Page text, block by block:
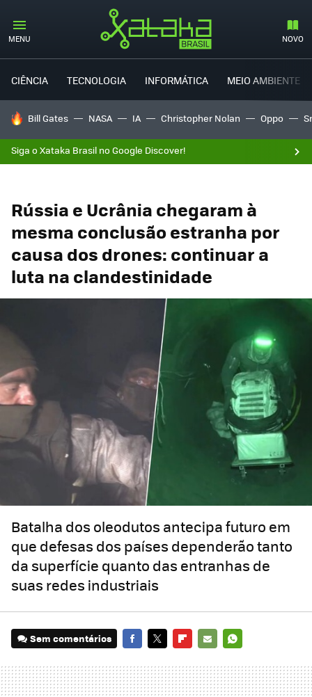
MENU NOVO
CIÊNCIA TECNOLOGIA INFORMÁTICA MEIO AMBIENTE
TENDÊNCIAS DO DIA
Bill Gates NASA IA Christopher Nolan Oppo
Siga o Xataka Brasil no Google Discover!
Rússia e Ucrânia chegaram à
mesma conclusão estranha por
causa dos drones: continuar a
luta na clandestinidade
Batalha dos oleodutos antecipa futuro em
que defesas dos países dependerão tanto
da superfície quanto das entranhas de
suas redes industriais
Sem comentários
MAIL